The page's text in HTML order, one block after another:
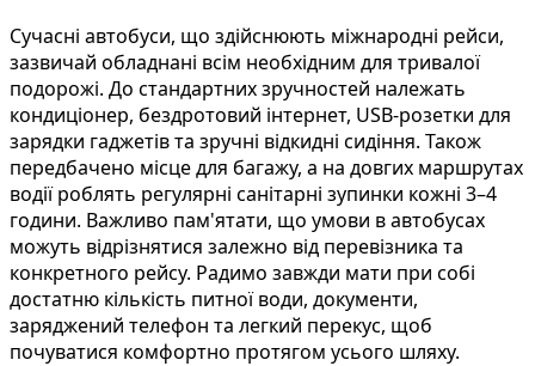
Сучасні автобуси, що здійснюють міжнародні рейси,
зазвичай обладнані всім необхідним для тривалої
подорожі. До стандартних зручностей належать
кондиціонер, бездротовий інтернет, USB-розетки для
зарядки гаджетів та зручні відкидні сидіння. Також
передбачено місце для багажу, а на довгих маршрутах
водії роблять регулярні санітарні зупинки кожні 3–4
години. Важливо пам'ятати, що умови в автобусах
можуть відрізнятися залежно від перевізника та
конкретного рейсу. Радимо завжди мати при собі
достатню кількість питної води, документи,
заряджений телефон та легкий перекус, щоб
почуватися комфортно протягом усього шляху.